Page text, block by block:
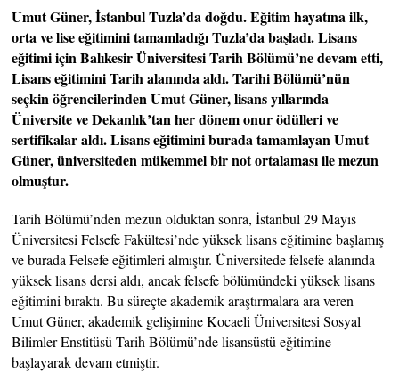
Umut Güner, İstanbul Tuzla’da doğdu. Eğitim hayatına ilk,
orta ve lise eğitimini tamamladığı Tuzla’da başladı. Lisans
eğitimi için Balıkesir Üniversitesi Tarih Bölümü’ne devam etti,
Lisans eğitimini Tarih alanında aldı. Tarihi Bölümü’nün
seçkin öğrencilerinden Umut Güner, lisans yıllarında
Üniversite ve Dekanlık’tan her dönem onur ödülleri ve
sertifikalar aldı. Lisans eğitimini burada tamamlayan Umut
Güner, üniversiteden mükemmel bir not ortalaması ile mezun
olmuştur.
Tarih Bölümü’nden mezun olduktan sonra, İstanbul 29 Mayıs
Üniversitesi Felsefe Fakültesi’nde yüksek lisans eğitimine başlamış
ve burada Felsefe eğitimleri almıştır. Üniversitede felsefe alanında
yüksek lisans dersi aldı, ancak felsefe bölümündeki yüksek lisans
eğitimini bıraktı. Bu süreçte akademik araştırmalara ara veren
Umut Güner, akademik gelişimine Kocaeli Üniversitesi Sosyal
Bilimler Enstitüsü Tarih Bölümü’nde lisansüstü eğitimine
başlayarak devam etmiştir.